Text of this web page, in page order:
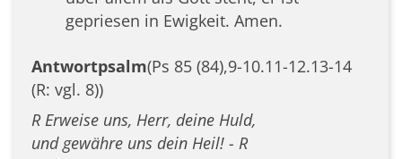
gepriesen in Ewigkeit. Amen.
Antwortpsalm(Ps 85 (84),9-10.11-12.13-14
(R: vgl. 8))
R Erweise uns, Herr, deine Huld,
und gewähre uns dein Heil! - R